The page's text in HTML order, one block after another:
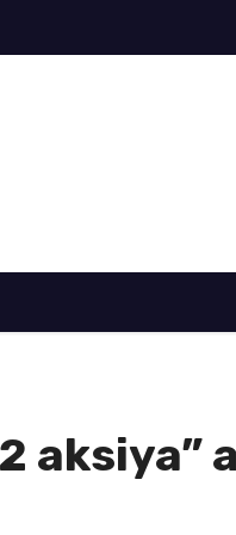
aksiya”